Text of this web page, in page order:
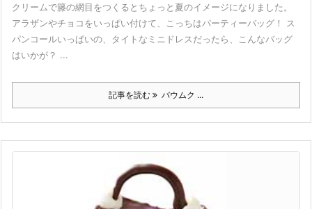
クリームで籐の網目をつくるとちょっと夏のイメージになりました。
アラザンやチョコをいっぱい付けて、こっちはパーティーバッグ！ ス
パンコールいっぱいの、タイトなミニドレスだったら、こんなバッグ
はいかが？ ...
記事を読む バウムク ...